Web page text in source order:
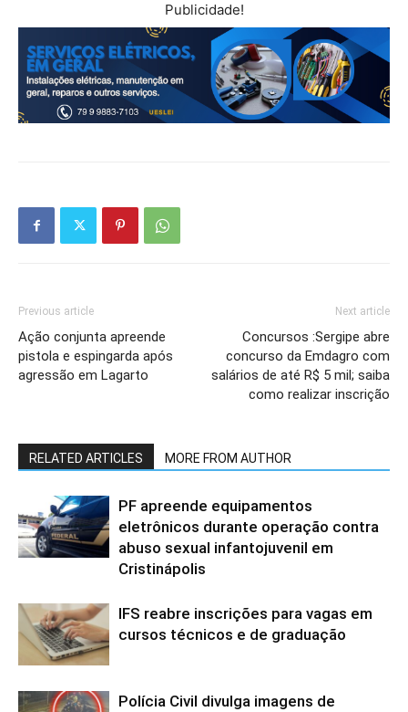
Publicidade!
Previous article
Ação conjunta apreende
pistola e espingarda após
agressão em Lagarto
Next article
Concursos :Sergipe abre
concurso da Emdagro com
salários de até R$ 5 mil; saiba
como realizar inscrição
RELATED ARTICLES MORE FROM AUTHOR
PF apreende equipamentos
eletrônicos durante operação contra
abuso sexual infantojuvenil em
Cristinápolis
IFS reabre inscrições para vagas em
cursos técnicos e de graduação
Polícia Civil divulga imagens de